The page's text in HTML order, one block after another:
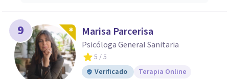
9 Marisa Parcerisa
Psicóloga General Sanitaria
5 / 5
Verificado
Terapia Online